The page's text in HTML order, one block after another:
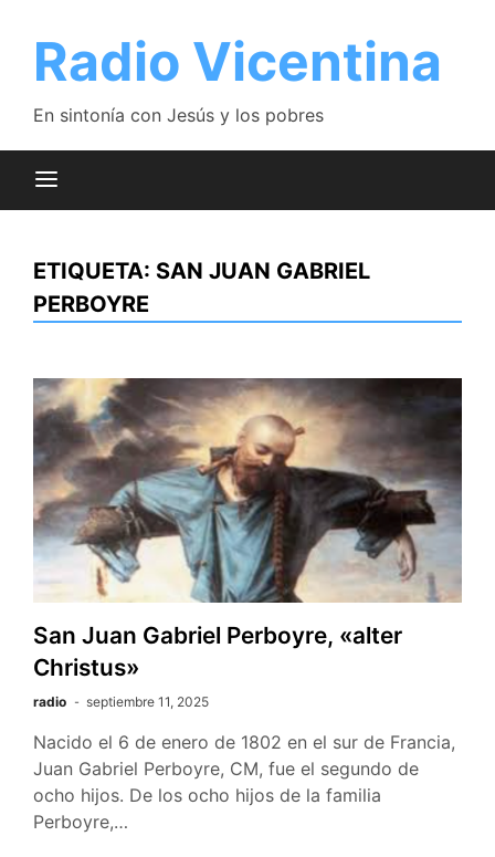
contenido
Radio Vicentina
En sintonía con Jesús y los pobres
ETIQUETA: SAN JUAN GABRIEL
PERBOYRE
San Juan Gabriel Perboyre, «alter
Christus»
radio septiembre 11, 2025
Nacido el 6 de enero de 1802 en el sur de Francia,
Juan Gabriel Perboyre, CM, fue el segundo de
ocho hijos. De los ocho hijos de la familia
Perboyre,…